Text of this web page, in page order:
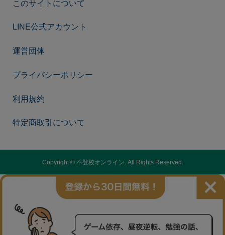
このサイトについて
LINE公式アカウント
運営団体
プライバシーポリシー
利用規約
特定商取引について
Copyright ©不登校オンライン. All Rights Reserved.